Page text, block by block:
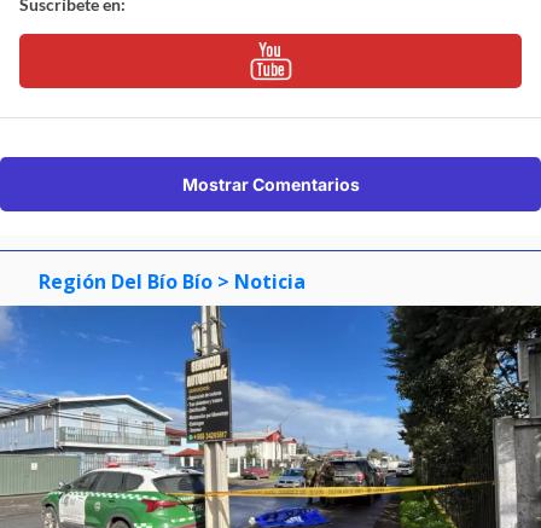
Suscríbete en:
Mostrar Comentarios
Región Del Bío Bío > Noticia